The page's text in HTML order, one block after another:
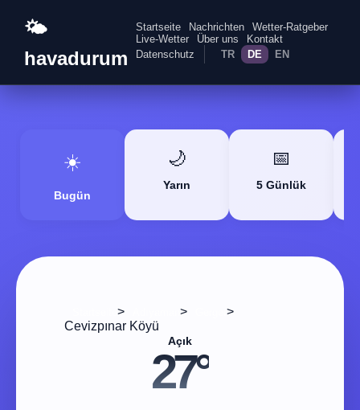
🌤️
havadurum
Startseite Nachrichten
Wetter-Ratgeber
Live-Wetter
Über uns
Kontakt
Datenschutz
TR DE EN
☀️
Bugün
🌙
Yarın
📅
5 Günlük
> >
>
Cevizpınar Köyü
Açık
27°